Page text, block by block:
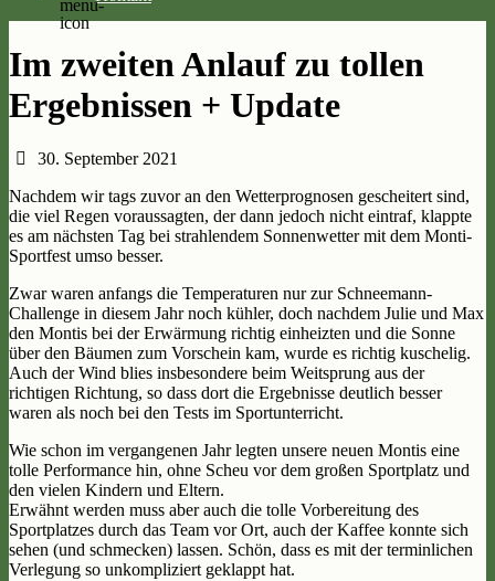
Im zweiten Anlauf zu tollen
Ergebnissen + Update
30. September 2021
Nachdem wir tags zuvor an den Wetterprognosen gescheitert sind,
die viel Regen voraussagten, der dann jedoch nicht eintraf, klappte
es am nächsten Tag bei strahlendem Sonnenwetter mit dem Monti-
Sportfest umso besser.
Zwar waren anfangs die Temperaturen nur zur Schneemann-
Challenge in diesem Jahr noch kühler, doch nachdem Julie und Max
den Montis bei der Erwärmung richtig einheizten und die Sonne
über den Bäumen zum Vorschein kam, wurde es richtig kuschelig.
Auch der Wind blies insbesondere beim Weitsprung aus der
richtigen Richtung, so dass dort die Ergebnisse deutlich besser
waren als noch bei den Tests im Sportunterricht.
Wie schon im vergangenen Jahr legten unsere neuen Montis eine
tolle Performance hin, ohne Scheu vor dem großen Sportplatz und
den vielen Kindern und Eltern.
Erwähnt werden muss aber auch die tolle Vorbereitung des
Sportplatzes durch das Team vor Ort, auch der Kaffee konnte sich
sehen (und schmecken) lassen. Schön, dass es mit der terminlichen
Verlegung so unkompliziert geklappt hat.